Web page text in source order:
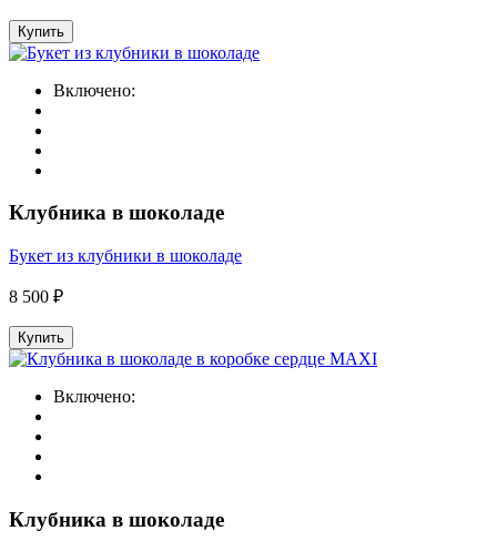
Купить
Включено:
Клубника в шоколаде
Букет из клубники в шоколаде
8 500 ₽
Купить
Включено:
Клубника в шоколаде